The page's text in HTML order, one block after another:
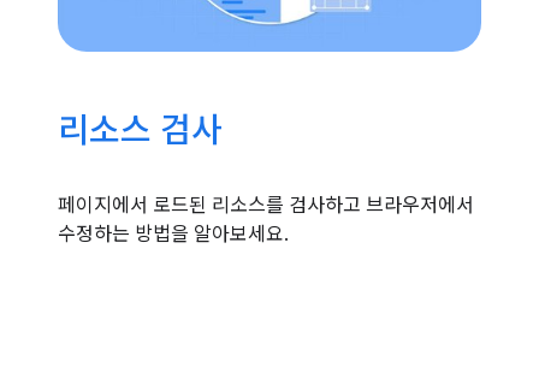
리소스 검사
페이지에서 로드된 리소스를 검사하고 브라우저에서
수정하는 방법을 알아보세요.